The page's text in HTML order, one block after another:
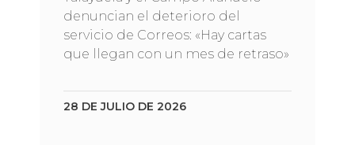
denuncian el deterioro del
servicio de Correos: «Hay cartas
que llegan con un mes de retraso»
28 DE JULIO DE 2026